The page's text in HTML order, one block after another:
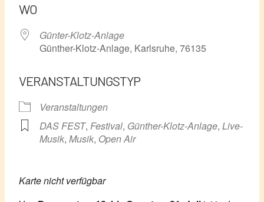
WO
Günter-Klotz-Anlage
Günther-Klotz-Anlage, Karlsruhe, 76135
VERANSTALTUNGSTYP
Veranstaltungen
DAS FEST, Festival, Günther-Klotz-Anlage, Live-
Musik, Musik, Open Air
Karte nicht verfügbar